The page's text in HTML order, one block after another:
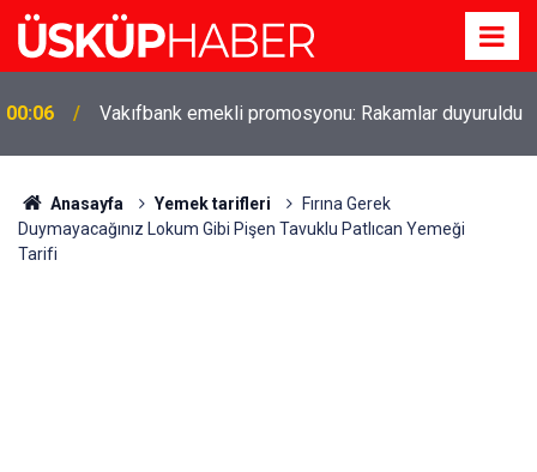
19:21
Gözde oldu! Hem köy hem mahalle hayatı iç içe!
İzmir'deki doğal semt
Anasayfa Yemek tarifleri
Fırına Gerek
Duymayacağınız Lokum Gibi Pişen Tavuklu Patlıcan Yemeği
Tarifi